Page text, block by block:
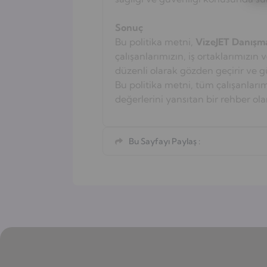
Sonuç
Bu politika metni, VizeJET
çalışanlarımızın, iş
düzenli olarak gözden geçirir ve
Bu politika metni, tüm
değerlerini yansıtan bir rehber
Bu Sayfayı Paylaş :